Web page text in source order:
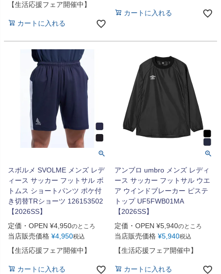
【生活応援フェア開催中】
カートに入れる
カートに入れる
スボルメ SVOLME メンズ レデ
ィース サッカー フットサル ボ
トムス ショートパンツ ポケ付
き切替TRショーツ 126153502
【2026SS】
定価・OPEN ¥4,950のところ
当店販売価格 ¥4,950税込
【生活応援フェア開催中】
カートに入れる
アンブロ umbro メンズ レディ
ース サッカー フットサル ウエ
ア ウインドブレーカー ピステ
トップ UF5FWB01MA
【2026SS】
定価・OPEN ¥5,940のところ
当店販売価格 ¥5,940税込
【生活応援フェア開催中】
カートに入れる